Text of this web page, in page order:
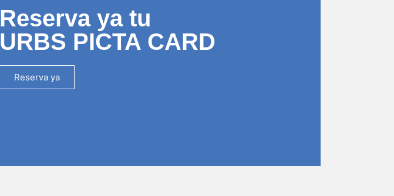
Reserva ya tu
URBS PICTA CARD
Reserva ya